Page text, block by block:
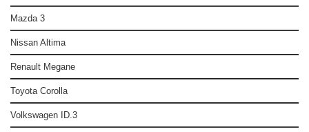
Mazda 3
Nissan Altima
Renault Megane
Toyota Corolla
Volkswagen ID.3